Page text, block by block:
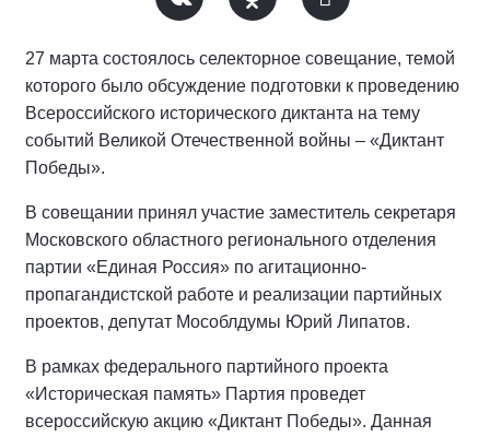
27 марта состоялось селекторное совещание, темой
которого было обсуждение подготовки к проведению
Всероссийского исторического диктанта на тему
событий Великой Отечественной войны – «Диктант
Победы».
В совещании принял участие заместитель секретаря
Московского областного регионального отделения
партии «Единая Россия» по агитационно-
пропагандистской работе и реализации партийных
проектов, депутат Мособлдумы Юрий Липатов.
В рамках федерального партийного проекта
«Историческая память» Партия проведет
всероссийскую акцию «Диктант Победы». Данная